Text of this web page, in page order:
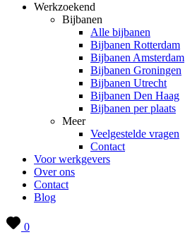
Werkzoekend
Bijbanen
Alle bijbanen
Bijbanen Rotterdam
Bijbanen Amsterdam
Bijbanen Groningen
Bijbanen Utrecht
Bijbanen Den Haag
Bijbanen per plaats
Meer
Veelgestelde vragen
Contact
Voor werkgevers
Over ons
Contact
Blog
0